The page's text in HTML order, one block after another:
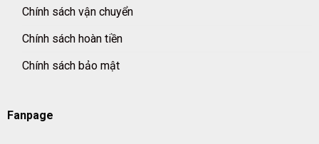
Chính sách vận chuyển
Chính sách hoàn tiền
Chính sách bảo mật
Fanpage